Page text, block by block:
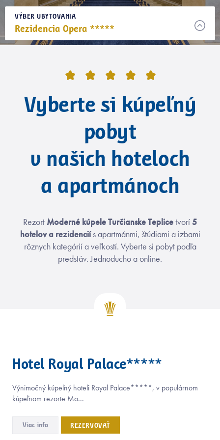
VÝBER UBYTOVANIA
Rezidencia Opera *****
Vyberte si kúpeľný
pobyt
v našich hoteloch
a apartmánoch
Rezort Moderné kúpele Turčianske Teplicetvorí5
hotelov a rezidenciís apartmánmi, štúdiami a izbami
rôznych kategórií a veľkostí. Vyberte si pobyt podľa
predstáv. Jednoducho a online.
Hotel Royal Palace*****
Výnimočný kúpeľný hoteli Royal Palace*****, v populárnom
kúpeľnom rezorte Mo...
Viac info REZERVOVAŤ